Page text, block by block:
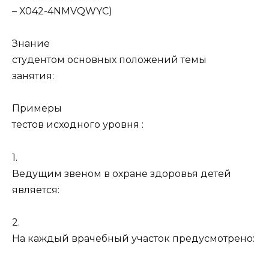
– X042-4NMVQWYC)
Знание
студентом основных положений темы
занятия:
Примеры
тестов исходного уровня :
1.
Ведущим звеном в охране здоровья детей
является:
2.
На каждый врачебный участок предусмотрено: